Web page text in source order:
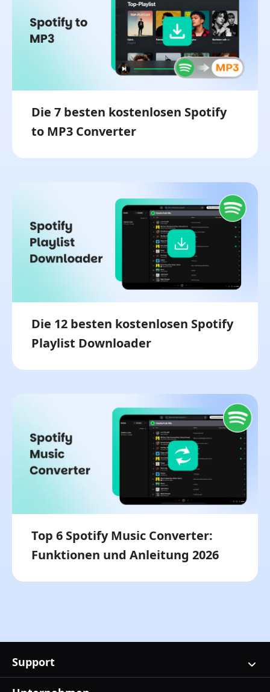
Die 7 besten kostenlosen Spotify
to MP3 Converter
Die 12 besten kostenlosen Spotify
Playlist Downloader
Top 6 Spotify Music Converter:
Funktionen und Anleitung 2026
Support